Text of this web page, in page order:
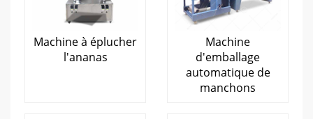
Machine à éplucher
l'ananas
Machine
d'emballage
automatique de
manchons